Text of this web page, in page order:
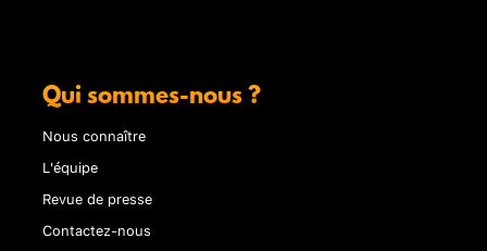
Qui sommes-nous ?
Nous connaître
L'équipe
Revue de presse
Contactez-nous